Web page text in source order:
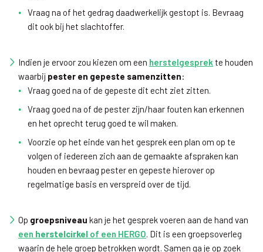
Vraag na of het gedrag daadwerkelijk gestopt is. Bevraag
dit ook bij het slachtoffer.
Indien je ervoor zou kiezen om een herstelgesprek te houden
waarbij pester en gepeste samenzitten:
Vraag goed na of de gepeste dit echt ziet zitten.
Vraag goed na of de pester zijn/haar fouten kan erkennen
en het oprecht terug goed te wil maken.
Voorzie op het einde van het gesprek een plan om op te
volgen of iedereen zich aan de gemaakte afspraken kan
houden en bevraag pester en gepeste hierover op
regelmatige basis en verspreid over de tijd.
Op groepsniveau kan je het gesprek voeren aan de hand van
een herstelcirkel of een HERGO. Dit is een groepsoverleg
waarin de hele groep betrokken wordt. Samen ga je op zoek